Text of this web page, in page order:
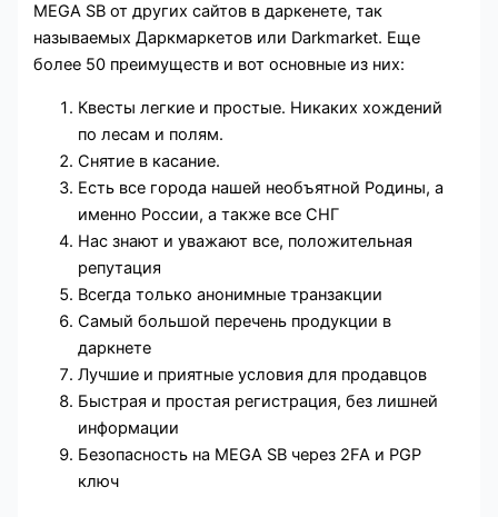
MEGA SB от других сайтов в даркенете, так
называемых Даркмаркетов или Darkmarket. Еще
более 50 преимуществ и вот основные из них:
Квесты легкие и простые. Никаких хождений
по лесам и полям.
Снятие в касание.
Есть все города нашей необъятной Родины, а
именно России, а также все СНГ
Нас знают и уважают все, положительная
репутация
Всегда только анонимные транзакции
Самый большой перечень продукции в
даркнете
Лучшие и приятные условия для продавцов
Быстрая и простая регистрация, без лишней
информации
Безопасность на MEGA SB через 2FA и PGP
ключ